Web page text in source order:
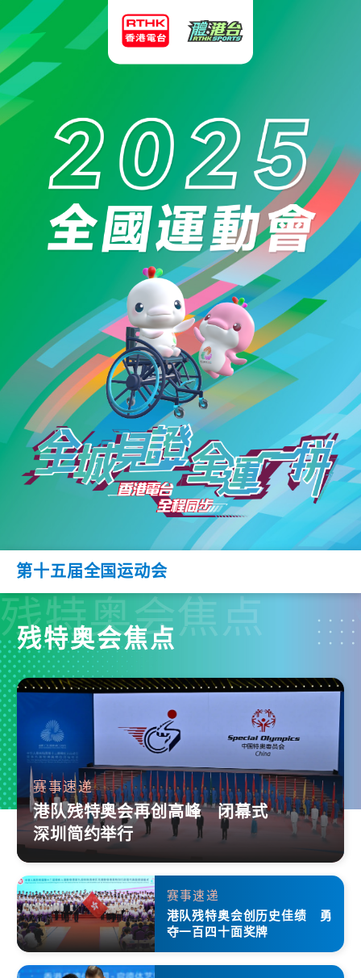
第十五届全国运动会
残特奥会焦点
残特奥会焦点
赛事速递
港队残特奥会再创高峰 闭幕式
深圳简约举行
赛事速递
港队残特奥会创历史佳绩 勇
夺一百四十面奖牌